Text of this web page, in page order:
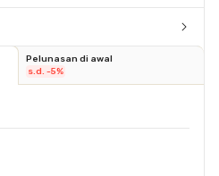
Pelunasan di awal
s.d. -5%